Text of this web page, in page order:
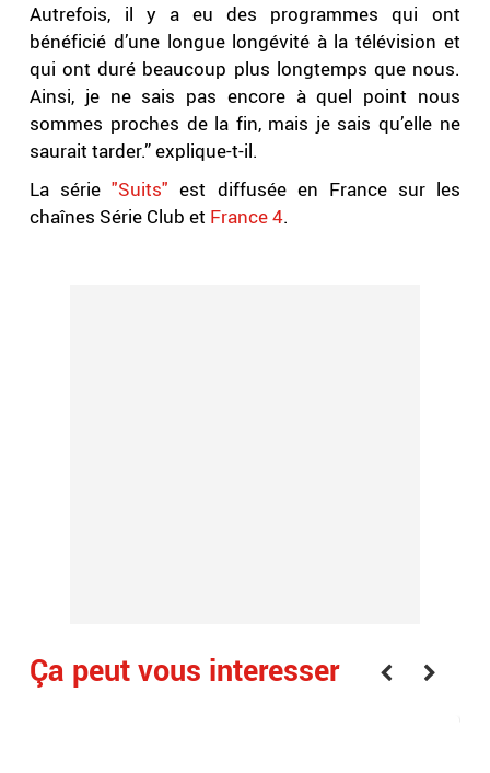
Autrefois, il y a eu des programmes qui ont
bénéficié d’une longue longévité à la télévision et
qui ont duré beaucoup plus longtemps que nous.
Ainsi, je ne sais pas encore à quel point nous
sommes proches de la fin, mais je sais qu’elle ne
saurait tarder.” explique-t-il.
La série"Suits" est diffusée en France sur les
chaînes Série Club et France 4.
Ça peut vous interesser